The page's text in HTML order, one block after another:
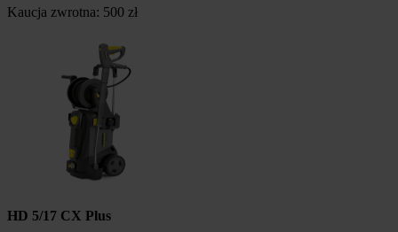
Kaucja zwrotna: 500 zł
HD 5/17 CX Plus